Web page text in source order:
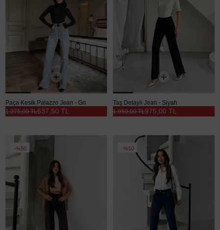
Paça Kesik Palazzo Jean - Gri
637,50 TL
1.275,00 TL
Taş Detaylı Jean - Siyah
975,00 TL
1.950,00 TL
%50 %10